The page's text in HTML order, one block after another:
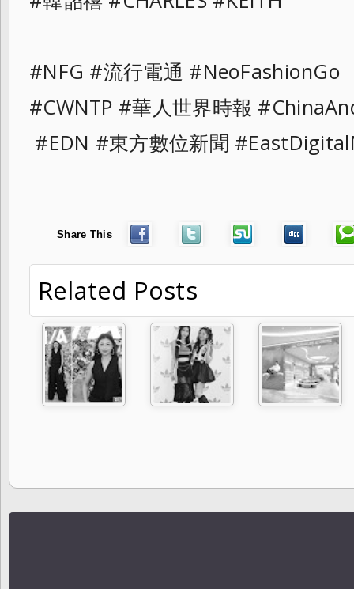
#NFG #流行電通 #NeoFashionGo
#CWNTP #華人世界時報
#EDN #東方數位新聞
Share This
Related Posts